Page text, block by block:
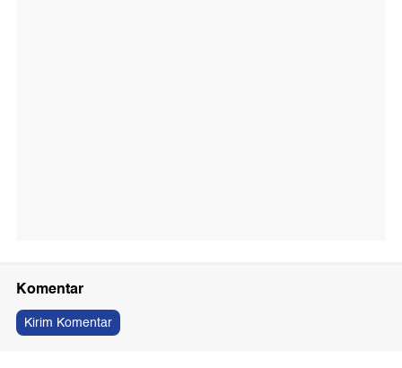
Komentar
Kirim Komentar